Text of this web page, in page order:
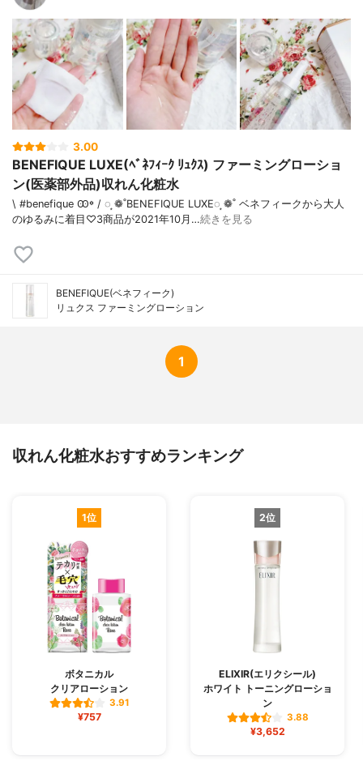
3.00
BENEFIQUE LUXE(ﾍﾞﾈﾌｨｰｸ ﾘｭｸｽ) ファーミングローショ
ン(医薬部外品)収れん化粧水
\ #benefique Ꙭ꙳ / ◌ ͙❁˚BENEFIQUE LUXE◌ ͙❁˚ ベネフィークから大人
のゆるみに着目♡3商品が2021年10月…続きを見る
BENEFIQUE(ベネフィーク)
リュクス ファーミングローション
1
収れん化粧水おすすめランキング
1位
ボタニカル
クリアローション
3.91
¥757
2位
ELIXIR(エリクシール)
ホワイト トーニングローショ
ン
3.88
¥3,652